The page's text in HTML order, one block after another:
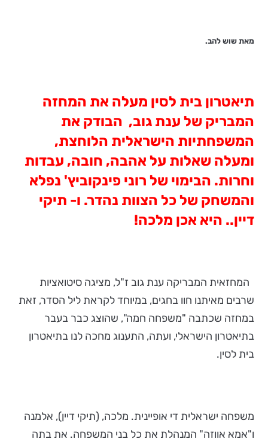
מאת שוש להב.
תיאטרון בית לסין מעלה את המחזה
המבריק של ענת גוב, הבודק את
המשפחתיות הישראלית הלוחצת,
ומעלה שאלות על אהבה, חובה, עבדות
וחרות. הבימוי של רוני פינקוביץ' נפלא
והמשחק של כל הצוות נהדר. ו- תיקי
דיין.. היא אכן מלכה!
המחזאית המבריקה ענת גוב ז"ל, מציגה סיטואציות
שרבים מאיתנו חוו בחגים, במיוחד לקראת ליל הסדר, זאת
במחזה שכתבה "משפחה חמה", שהוצג כבר בעבר
בתיאטרון הישראלי, ועתה, התענוג מחכה לנו בתיאטרון
בית לסין.
משפחה ישראלית די אופיינית. מלכה, (תיקי דיין), אלמנה
ו"אמא אווזה" המנהלת את כל בני המשפחה. את בתה